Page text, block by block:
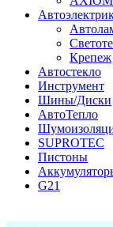
Крепеж
Автостекло
Инструмент
Шины/Диски
АвтоТепло
SUPROTEC
Пистоны
G21